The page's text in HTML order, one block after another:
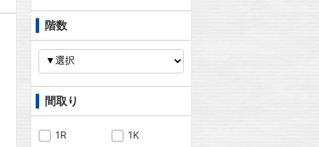
階数
間取り
1R
1K